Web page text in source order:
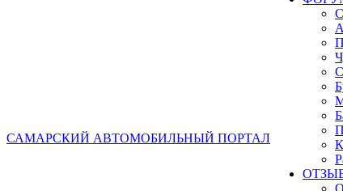
САМАРСКИЙ АВТОМОБИЛЬНЫЙ ПОРТАЛ